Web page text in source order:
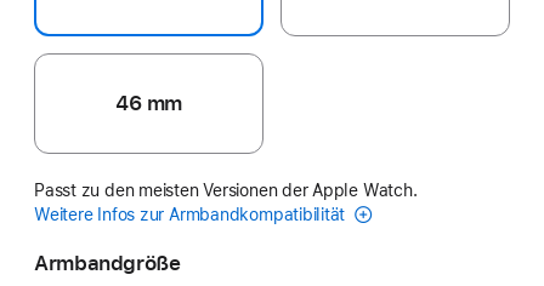
46 mm
Passt zu den meisten Versionen der Apple Watch.
Weitere Infos zur Armbandkompatibilität
Armbandgröße